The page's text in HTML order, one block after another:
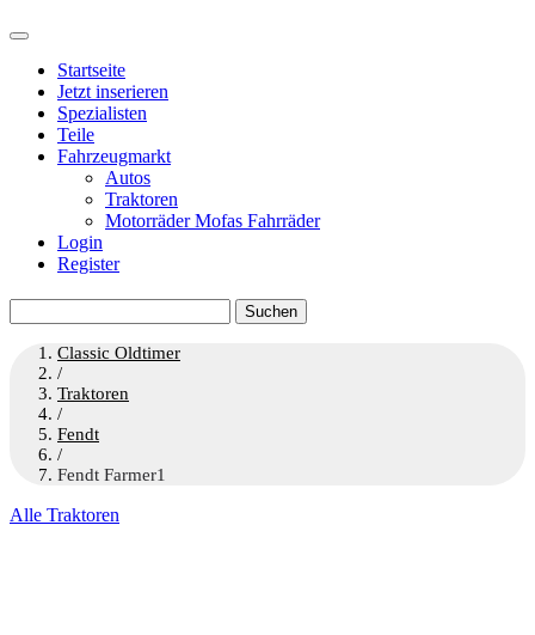
Startseite
Jetzt inserieren
Spezialisten
Teile
Fahrzeugmarkt
Autos
Traktoren
Motorräder Mofas Fahrräder
Login
Register
nach:
Classic Oldtimer
/
Traktoren
/
Fendt
/
Fendt Farmer1
Alle Traktoren